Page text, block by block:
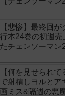
【悲惨】最終回
行本24巻の初週
たチェンソーマン
【何を見せられ
で射精しヨルとア
画ミス&隔週の悪